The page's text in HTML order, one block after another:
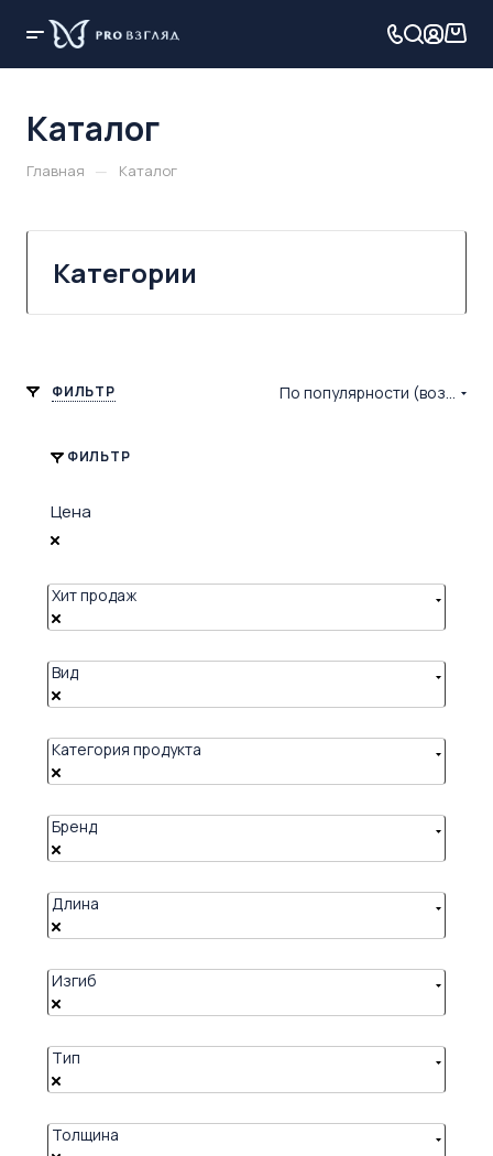
Каталог
Главная — Каталог
Категории
ФИЛЬТР По популярности (возрастание)
ФИЛЬТР
Цена
Хит продаж
Вид
Категория продукта
Бренд
Длина
Изгиб
Тип
Толщина